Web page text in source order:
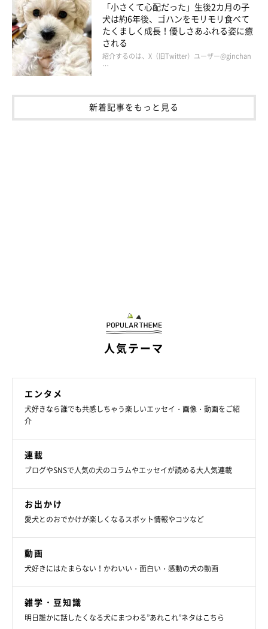
「小さくて心配だった」生後2カ月の子
犬は約6年後、ゴハンをモリモリ食べて
たくましく成長！優しさあふれる姿に癒
される
紹介するのは、X（旧Twitter）ユーザー@ginchan
…
新着記事をもっと見る
人気テーマ
エンタメ
犬好きなら誰でも共感しちゃう楽しいエッセイ・画像・動画をご紹
介
連載
ブログやSNSで人気の犬のコラムやエッセイが読める大人気連載
お出かけ
愛犬とのおでかけが楽しくなるスポット情報やコツなど
動画
犬好きにはたまらない！かわいい・面白い・感動の犬の動画
雑学・豆知識
明日誰かに話したくなる犬にまつわる”あれこれ”ネタはこちら